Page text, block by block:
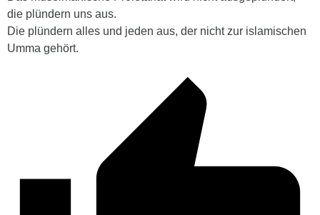
die plündern uns aus.
Die plündern alles und jeden aus, der nicht zur islamischen
Umma gehört.